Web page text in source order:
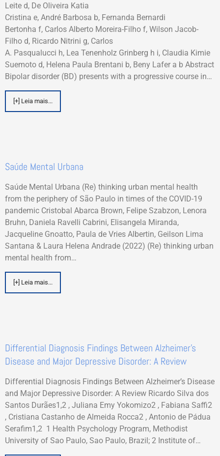
Leite d, De Oliveira Katia
Cristina e, André Barbosa b, Fernanda Bernardi
Bertonha f, Carlos Alberto Moreira-Filho f, Wilson Jacob-
Filho d, Ricardo Nitrini g, Carlos
A. Pasqualucci h, Lea Tenenholz Grinberg h i, Claudia Kimie
Suemoto d, Helena Paula Brentani b, Beny Lafer a b Abstract
Bipolar disorder (BD) presents with a progressive course in…
[+] Leia mais...
Saúde Mental Urbana
Saúde Mental Urbana (Re) thinking urban mental health
from the periphery of São Paulo in times of the COVID-19
pandemic Cristobal Abarca Brown, Felipe Szabzon, Lenora
Bruhn, Daniela Ravelli Cabrini, Elisangela Miranda,
Jacqueline Gnoatto, Paula de Vries Albertin, Geilson Lima
Santana & Laura Helena Andrade (2022) (Re) thinking urban
mental health from…
[+] Leia mais...
Differential Diagnosis Findings Between Alzheimer’s
Disease and Major Depressive Disorder: A Review
Differential Diagnosis Findings Between Alzheimer’s Disease
and Major Depressive Disorder: A Review Ricardo Silva dos
Santos Durães1,2 , Juliana Emy Yokomizo2 , Fabiana Saffi2
, Cristiana Castanho de Almeida Rocca2 , Antonio de Pádua
Serafim1,2 1 Health Psychology Program, Methodist
University of Sao Paulo, Sao Paulo, Brazil; 2 Institute of…